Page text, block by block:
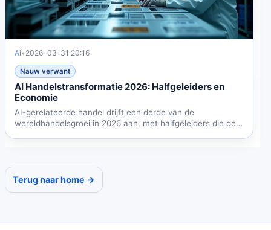
Ai• 2026-03-31 20:16
Nauw verwant
AI Handelstransformatie 2026: Halfgeleiders en
Economie
AI-gerelateerde handel drijft een derde van de
wereldhandelsgroei in 2026 aan, met halfgeleiders die de
Terug naar home →